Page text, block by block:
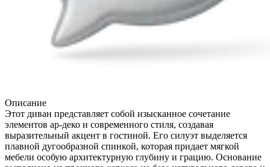
Описание
Этот диван представляет собой изысканное сочетание
элементов ар-деко и современного стиля, создавая
выразительный акцент в гостиной. Его силуэт выделяется
плавной дугообразной спинкой, которая придает мягкой
мебели особую архитектурную глубину и грацию. Основание